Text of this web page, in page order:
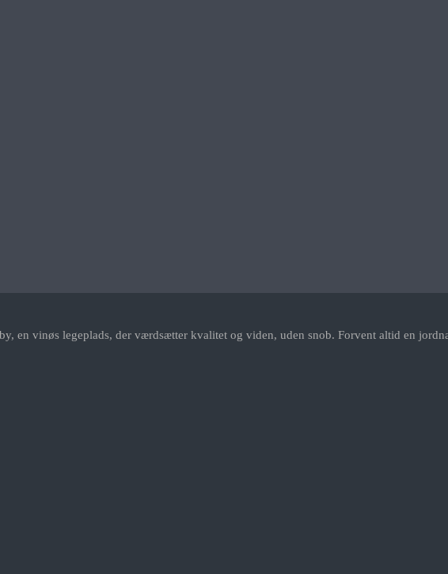
en vinøs legeplads, der værdsætter kvalitet og viden, uden snob. Forvent altid en